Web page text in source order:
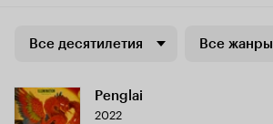
Все десятилетия Все жанры
Penglai
2022